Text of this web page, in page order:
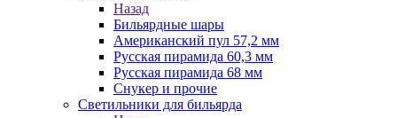
Назад
Бильярдные шары
Американский пул 57,2 мм
Русская пирамида 60,3 мм
Русская пирамида 68 мм
Снукер и прочие
Светильники для бильярда